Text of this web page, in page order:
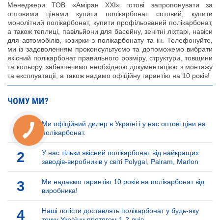
Менеджери ТОВ «Аміран XXI» готові запропонувати за
оптовими цінами купити полікарбонат сотовий, купити
монолітний полікарбонат, купити профільований полікарбонат,
а також теплиці, павільйони для басейну, зенітні ліхтарі, навіси
для автомобілів, козирки з полікарбонату та ін. Телефонуйте,
ми із задоволенням проконсультуємо та допоможемо вибрати
якісний полікарбонат правильного розміру, структури, товщини
та кольору, забезпечимо необхідною документацією з монтажу
та експлуатації, а також надамо офіційну гарантію на 10 років!
ЧОМУ МИ?
Ми офіційний дилер в Україні і у нас оптові ціни на
полікарбонат.
2
У нас тільки якісний полікарбонат від найкращих
заводів-виробників у світі Polygal, Palram, Marlon
3
Ми надаємо гарантію 10 років на полікарбонат від
виробника!
4
Наші логісти доставлять полікарбонат у будь-яку